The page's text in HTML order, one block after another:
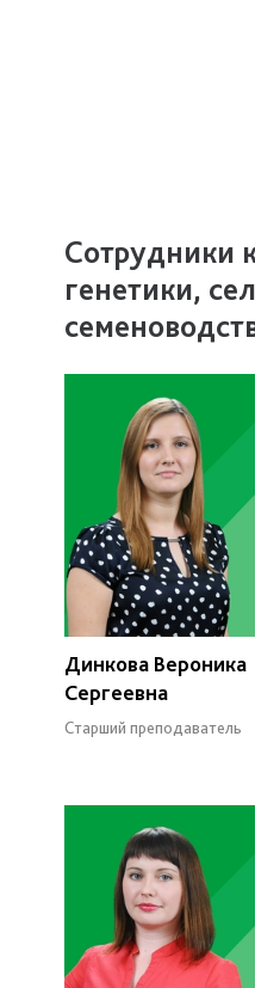
Сотрудники
генетики,
Динкова Вероника
Сергеевна
Старший преподаватель